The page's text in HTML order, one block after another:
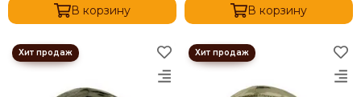
В корзину В корзину